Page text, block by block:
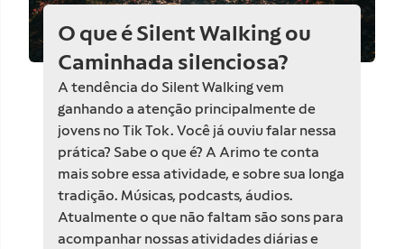
O que é Silent Walking ou
Caminhada silenciosa?
A tendência do Silent Walking vem
ganhando a atenção principalmente de
jovens no Tik Tok. Você já ouviu falar nessa
prática? Sabe o que é? A Arimo te conta
mais sobre essa atividade, e sobre sua longa
tradição. Músicas, podcasts, áudios.
Atualmente o que não faltam são sons para
acompanhar nossas atividades diárias e